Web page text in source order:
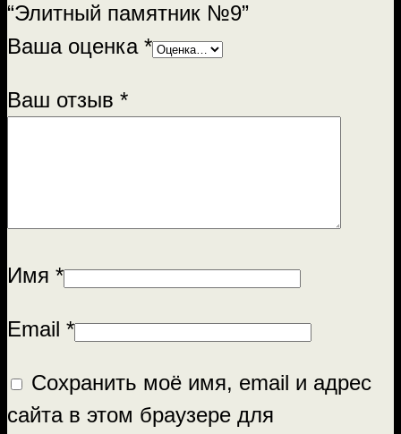
“Элитный памятник №9”
Ваша оценка *
Ваш отзыв *
Имя *
Email *
Сохранить моё имя, email и адрес
сайта в этом браузере для